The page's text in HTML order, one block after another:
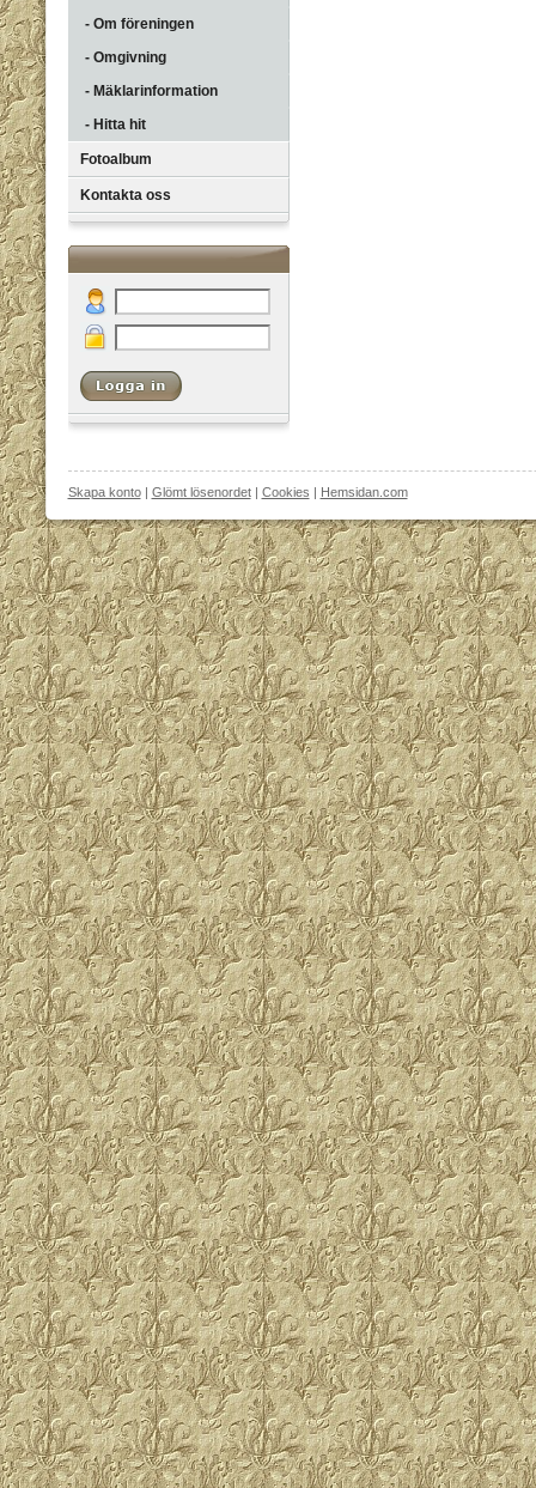
- Om föreningen
- Omgivning
- Mäklarinformation
- Hitta hit
Fotoalbum
Kontakta oss
Skapa konto| Glömt lösenordet| Cookies | Hemsidan.com